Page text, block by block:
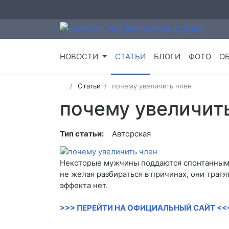
НОВОСТИ СТАТЬИ БЛОГИ ФОТО
Статьи почему увеличить член
почему
Тип статьи: Авторская
Некоторые мужчины поддаются
не желая разбираться в причинах, они
эффекта нет.
>>> ПЕРЕЙТИ НА ОФИЦИАЛЬНЫЙ САЙТ